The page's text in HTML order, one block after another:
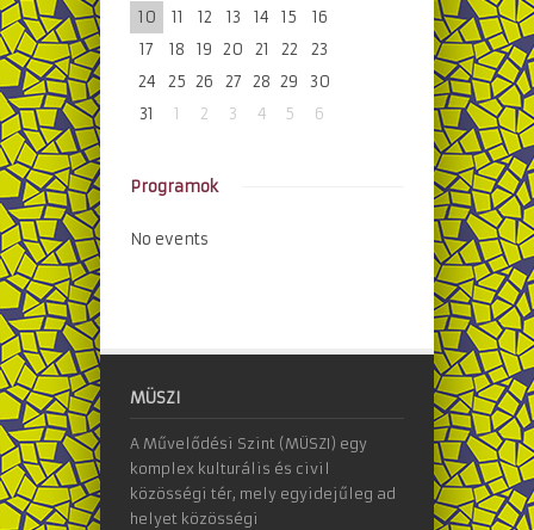
10 11 12 13 14 15
16
17
18 19 20 21 22
23
24
25 26 27 28 29
30
31
1 2 3 4 5 6
Programok
No events
MÜSZI
A Művelődési Szint (MÜSZI) egy
komplex kulturális és civil
közösségi tér, mely egyidejűleg ad
helyet közösségi